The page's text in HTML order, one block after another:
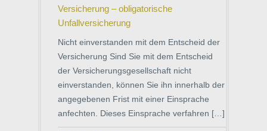
Versicherung – obligatorische
Unfallversicherung
Nicht einverstanden mit dem Entscheid der
Versicherung Sind Sie mit dem Entscheid
der Versicherungsgesellschaft nicht
einverstanden, können Sie ihn innerhalb der
angegebenen Frist mit einer Einsprache
anfechten. Dieses Einsprache verfahren […]